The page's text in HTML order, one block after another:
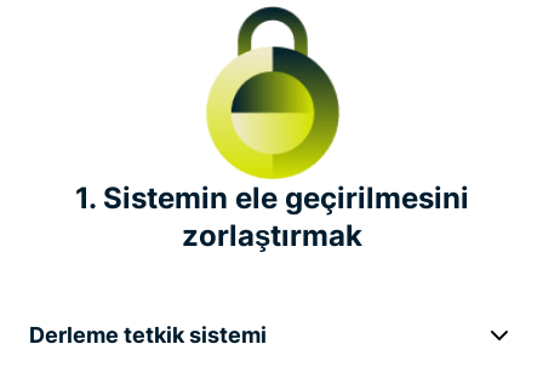
Bağımsız güvenlik denetimleri
Yazılım hatası bulma ödülü
1. Sistemin ele geçirilmesini
zorlaştırmak
Derleme tetkik sistemi